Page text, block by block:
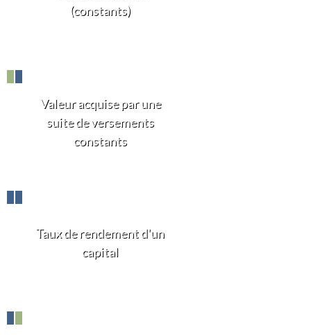
(constants)
Valeur acquise par une
suite de versements
constants
Taux de rendement d'un
capital